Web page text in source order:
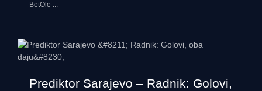
BetOle ...
Prediktor Sarajevo – Radnik: Golovi,